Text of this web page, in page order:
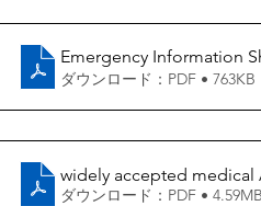
Emergency Information
ダウンロード：PDF • 763KB
widely accepted medical
ダウンロード：PDF • 4.59MB